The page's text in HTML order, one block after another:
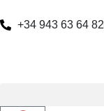
+34 943 63 64 82